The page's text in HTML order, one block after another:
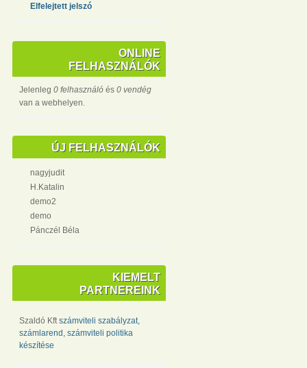
Elfelejtett jelszó
ONLINE
FELHASZNÁLÓK
Jelenleg 0 felhasználó és 0 vendég
van a webhelyen.
ÚJ FELHASZNÁLÓK
nagyjudit
H.Katalin
demo2
demo
Pánczél Béla
KIEMELT
PARTNEREINK
Szaldó Kftszámviteli szabályzat,
számlarend, számviteli politika
készítése